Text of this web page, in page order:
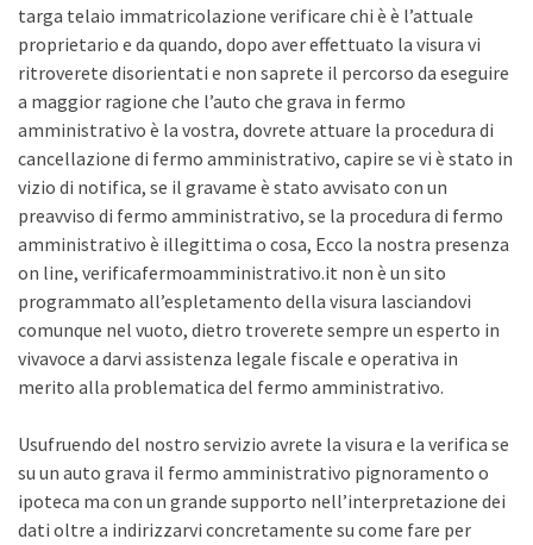
targa telaio immatricolazione verificare chi è è l’attuale
proprietario e da quando, dopo aver effettuato la visura vi
ritroverete disorientati e non saprete il percorso da eseguire
a maggior ragione che l’auto che grava in fermo
amministrativo è la vostra, dovrete attuare la procedura di
cancellazione di fermo amministrativo, capire se vi è stato in
vizio di notifica, se il gravame è stato avvisato con un
preavviso di fermo amministrativo, se la procedura di fermo
amministrativo è illegittima o cosa, Ecco la nostra presenza
on line, verificafermoamministrativo.it non è un sito
programmato all’espletamento della visura lasciandovi
comunque nel vuoto, dietro troverete sempre un esperto in
vivavoce a darvi assistenza legale fiscale e operativa in
merito alla problematica del fermo amministrativo.
Usufruendo del nostro servizio avrete la visura e la verifica se
su un auto grava il fermo amministrativo pignoramento o
ipoteca ma con un grande supporto nell’interpretazione dei
dati oltre a indirizzarvi concretamente su come fare per